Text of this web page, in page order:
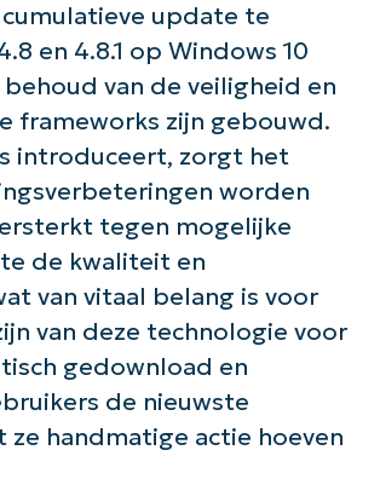
update te
en 4.8.1 op Windows 10
van de veiligheid en
frameworks zijn gebouwd.
introduceert, zorgt het
worden
tegen mogelijke
de kwaliteit en
van vitaal belang is voor
van deze technologie voor
gedownload en
de nieuwste
handmatige actie hoeven
NinjaOne AI-gestuurde
First
and
last
name*
Business
email*
Phone
number*
Land
Company
name*